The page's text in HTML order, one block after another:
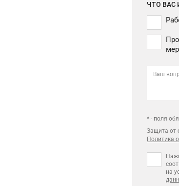
ЧТО ВАС
Ваш
* - поля
Защита от
Политика
на